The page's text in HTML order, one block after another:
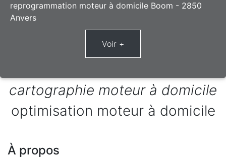
reprogrammation moteur à domicile Boom - 2850
Anvers
cartographie moteur à domicile
optimisation moteur à domicile
À propos